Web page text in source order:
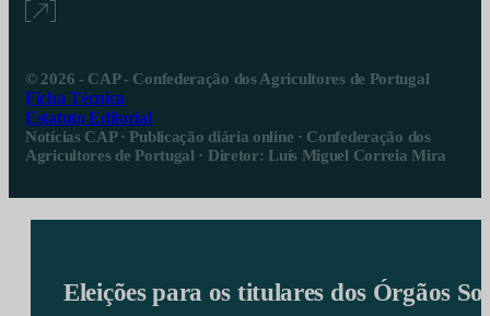
© 2026 - CAP - Confederação dos Agricultores de Portugal
Ficha Técnica
Estatuto Editorial
Notícias CAP · Publicação diária online · Confederação dos
Agricultores de Portugal · Diretor: Luís Miguel Correia Mira
Eleições para os titulares dos Órgãos